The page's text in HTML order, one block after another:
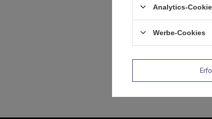
Analytics-
Werbe-Cookies